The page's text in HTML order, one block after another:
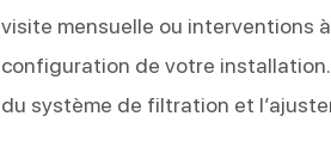
visite mensuelle ou interventions
configuration de votre
du système de filtration et